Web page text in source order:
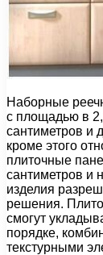
Наборные
с площадью в
сантиметров и
кроме этого
плиточные
сантиметров и
изделия
решения.
смогут
порядке,
текстурными